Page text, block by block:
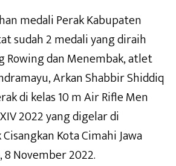
medali Perak Kabupaten
sudah 2 medali yang diraih
Rowing dan Menembak, atlet
Arkan Shabbir Shiddiq
di kelas 10 m Air Rifle Men
2022 yang digelar di
Kota Cimahi Jawa
8 November 2022.